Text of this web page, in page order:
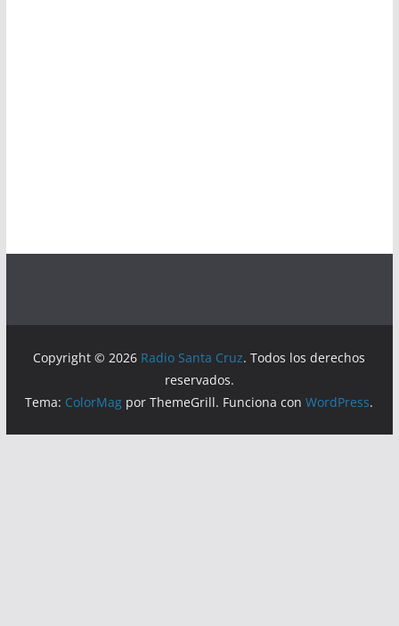
Copyright © 2026 Radio Santa Cruz. Todos los derechos
reservados.
Tema: ColorMag por ThemeGrill. Funciona conWordPress.